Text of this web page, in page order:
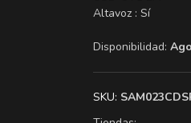
Altavoz : Sí
Disponibilidad:
SKU: